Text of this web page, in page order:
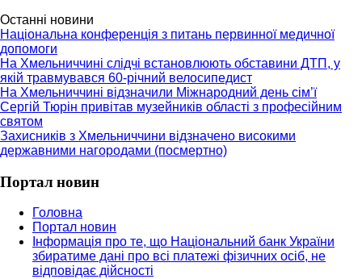
Останні новини
Національна конференція з питань первинної медичної
допомоги
На Хмельниччині слідчі встановлюють обставини ДТП, у
якій травмувався 60-річний велосипедист
На Хмельниччині відзначили Міжнародний день сім’ї
Сергій Тюрін привітав музейників області з професійним
святом
Захисників з Хмельниччини відзначено високими
державними нагородами (посмертно)
Портал новин
Головна
Портал новин
Інформація про те, що Національний банк України
збиратиме дані про всі платежі фізичних осіб, не
відповідає дійсності